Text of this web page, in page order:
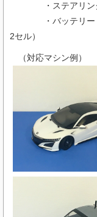
・ステアリング
・バッテリー：
2セル）
（対応マシン例）